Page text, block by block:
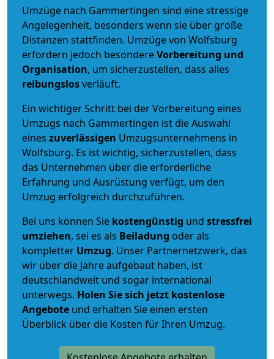
Umzüge nach Gammertingen sind eine stressige
Angelegenheit, besonders wenn sie über große
Distanzen stattfinden. Umzüge von Wolfsburg
erfordern jedoch besondereVorbereitung und
Organisation, um sicherzustellen, dass alles
reibungslosverläuft.
Ein wichtiger Schritt bei der Vorbereitung eines
Umzugs nach Gammertingen ist die Auswahl
eines zuverlässigen Umzugsunternehmens in
Wolfsburg. Es ist wichtig, sicherzustellen, dass
das Unternehmen über die erforderliche
Erfahrung und Ausrüstung verfügt, um den
Umzug erfolgreich durchzuführen.
Bei uns können Sie kostengünstig und stressfrei
umziehen, sei es als Beiladung oder als
kompletter Umzug. Unser Partnernetzwerk, das
wir über die Jahre aufgebaut haben, ist
deutschlandweit und sogar international
unterwegs. Holen Sie sich jetzt kostenlose
Angebote und erhalten Sie einen ersten
Überblick über die Kosten für Ihren Umzug.